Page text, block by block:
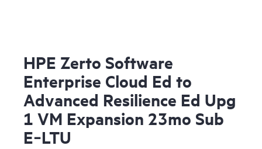
HPE Zerto Software
Enterprise Cloud Ed to
Advanced Resilience Ed Upg
1 VM Expansion 23mo Sub
E‑LTU